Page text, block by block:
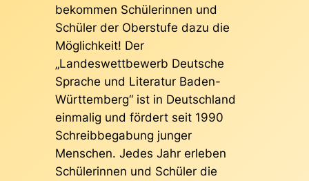
bekommen Schülerinnen und
Schüler der Oberstufe dazu die
Möglichkeit! Der
„Landeswettbewerb Deutsche
Sprache und Literatur Baden-
Württemberg“ ist in Deutschland
einmalig und fördert seit 1990
Schreibbegabung junger
Menschen. Jedes Jahr erleben
Schülerinnen und Schüler die